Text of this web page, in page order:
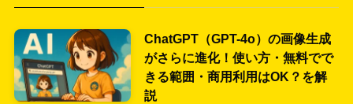
ChatGPT（GPT-4o）の画像生成
がさらに進化！使い方・無料でで
きる範囲・商用利用はOK？を解
説